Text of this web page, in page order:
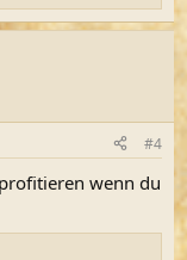
#4
wenn du